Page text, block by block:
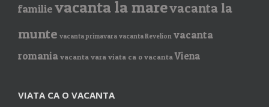
familievacanta la marevacanta la
munte vacanta primavara vacanta Revelion vacanta
romania vacanta vara viata ca o vacanta Viena
VIATA CA O VACANTA